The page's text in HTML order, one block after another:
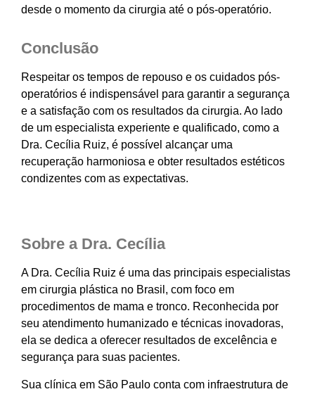
desde o momento da cirurgia até o pós-operatório.
Conclusão
Respeitar os tempos de repouso e os cuidados pós-
operatórios é indispensável para garantir a segurança
e a satisfação com os resultados da cirurgia. Ao lado
de um especialista experiente e qualificado, como a
Dra. Cecília Ruiz, é possível alcançar uma
recuperação harmoniosa e obter resultados estéticos
condizentes com as expectativas.
Sobre a Dra. Cecília
A Dra. Cecília Ruiz é uma das principais especialistas
em cirurgia plástica no Brasil, com foco em
procedimentos de mama e tronco. Reconhecida por
seu atendimento humanizado e técnicas inovadoras,
ela se dedica a oferecer resultados de excelência e
segurança para suas pacientes.
Sua clínica em São Paulo conta com infraestrutura de